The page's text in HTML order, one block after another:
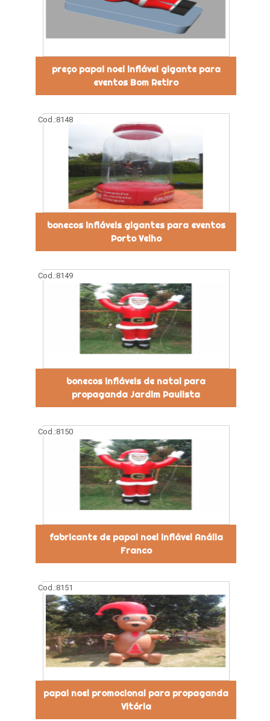
preço papai noel inflável gigante para
eventos Bom Retiro
Cod.:8148
bonecos infláveis gigantes para eventos
Porto Velho
Cod.:8149
bonecos infláveis de natal para
propaganda Jardim Paulista
Cod.:8150
fabricante de papai noel inflável Anália
Franco
Cod.:8151
papai noel promocional para propaganda
Vitória